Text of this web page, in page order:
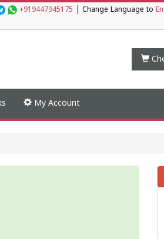
+919447945175 Change Language to
My Account